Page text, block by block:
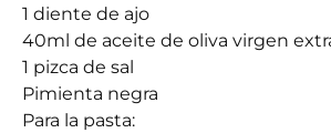
1 diente de ajo
40ml de aceite de oliva virgen
1 pizca de sal
Pimienta negra
Para la pasta: